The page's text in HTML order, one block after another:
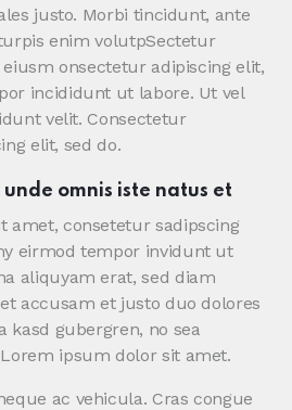
justo. Morbi tincidunt, ante
enim volutpSectetur
onsectetur adipiscing elit,
incididunt ut labore. Ut vel
velit. Consectetur
elit, sed do.
omnis iste natus et
amet, consetetur sadipscing
eirmod tempor invidunt ut
aliquyam erat, sed diam
accusam et justo duo dolores
kasd gubergren, no sea
ipsum dolor sit amet.
ac vehicula. Cras congue